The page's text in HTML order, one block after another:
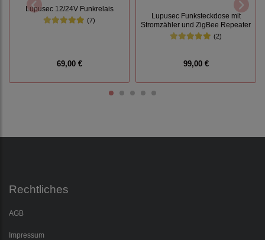
Lupusec 12/24V Funkrelais
(7)
69,00 €
Lupusec Funksteckdose mit
Stromzähler und ZigBee Repeater
(2)
99,00 €
Rechtliches
AGB
Impressum